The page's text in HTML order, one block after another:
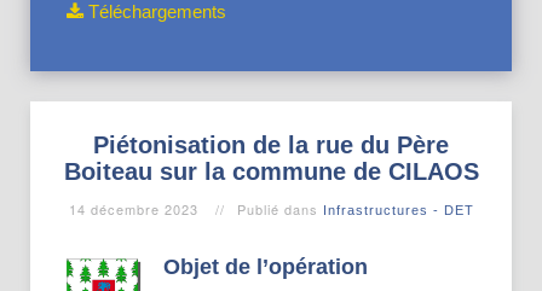
Téléchargements
Piétonisation de la rue du Père
Boiteau sur la commune de CILAOS
14 décembre 2023 Publié dans Infrastructures - DET
Objet de l’opération